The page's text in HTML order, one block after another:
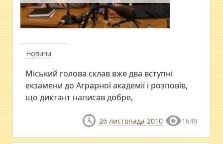
Новини
Міський голова склав вже два вступні
екзамени до Аграрної академії і розповів,
що диктант написав добре,
26 листопада 2010 1649